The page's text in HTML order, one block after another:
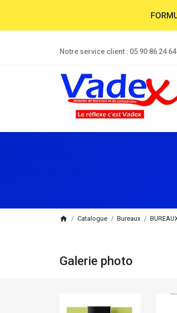
Notre service client : 05 90 86 24 64
breadcrumb
home Catalogue Bureaux
Galerie photo